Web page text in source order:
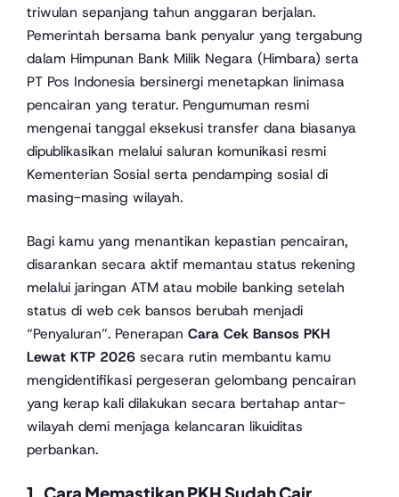
triwulan sepanjang tahun anggaran berjalan.
Pemerintah bersama bank penyalur yang tergabung
dalam Himpunan Bank Milik Negara (Himbara) serta
PT Pos Indonesia bersinergi menetapkan linimasa
pencairan yang teratur. Pengumuman resmi
mengenai tanggal eksekusi transfer dana biasanya
dipublikasikan melalui saluran komunikasi resmi
Kementerian Sosial serta pendamping sosial di
masing-masing wilayah.
Bagi kamu yang menantikan kepastian pencairan,
disarankan secara aktif memantau status rekening
melalui jaringan ATM atau mobile banking setelah
status di web cek bansos berubah menjadi
“Penyaluran”. Penerapan Cara Cek Bansos PKH
Lewat KTP 2026 secara rutin membantu kamu
mengidentifikasi pergeseran gelombang pencairan
yang kerap kali dilakukan secara bertahap antar-
wilayah demi menjaga kelancaran likuiditas
perbankan.
1. Cara Memastikan PKH Sudah Cair